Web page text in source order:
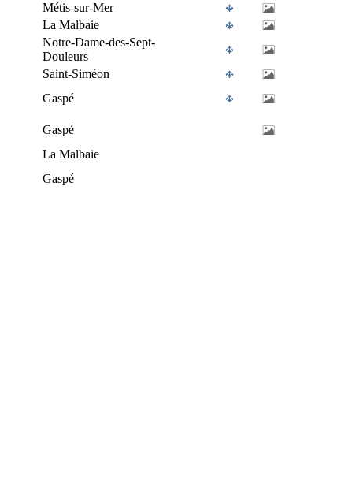
Métis-sur-Mer
La Malbaie
Notre-Dame-des-Sept-
Douleurs
Saint-Siméon
Gaspé
Gaspé
La Malbaie
Gaspé